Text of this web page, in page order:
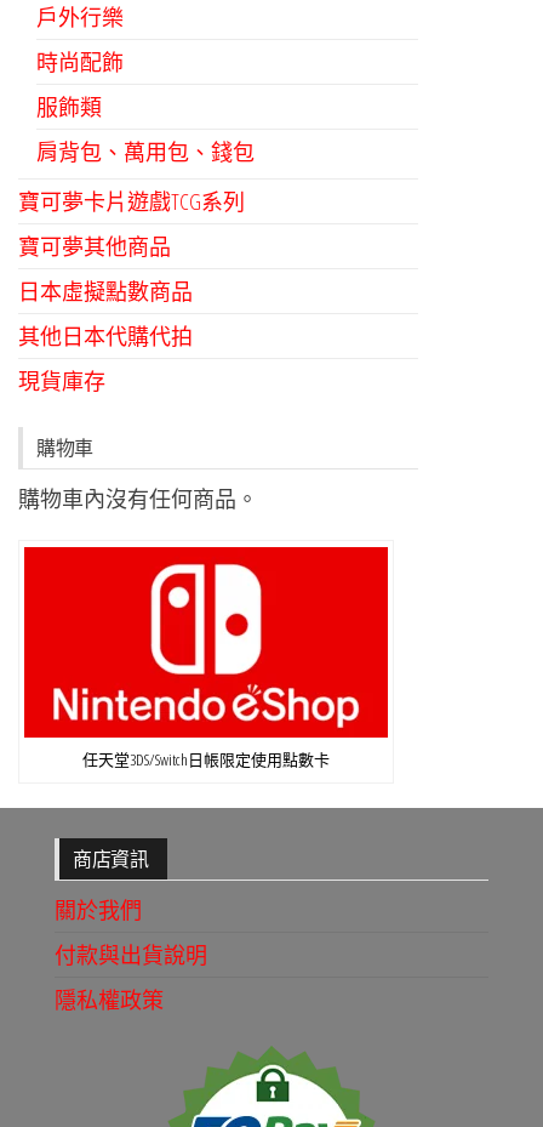
戶外行樂
時尚配飾
服飾類
肩背包、萬用包、錢包
寶可夢卡片遊戲TCG系列
寶可夢其他商品
日本虛擬點數商品
其他日本代購代拍
現貨庫存
購物車
購物車內沒有任何商品。
任天堂3DS/Switch日帳限定使用點數卡
商店資訊
關於我們
付款與出貨說明
隱私權政策